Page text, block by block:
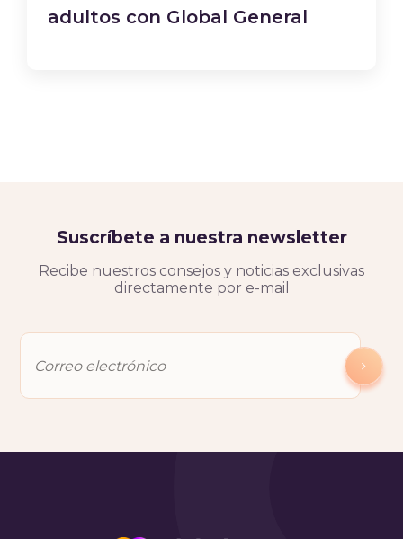
adultos con Global General
Suscríbete a nuestra newsletter
Recibe nuestros consejos y noticias exclusivas
directamente por e-mail